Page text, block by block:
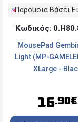
Παρόμοια Βάσει
Κωδικός:
MousePad
Light (MP-
XLarge -
16.90€